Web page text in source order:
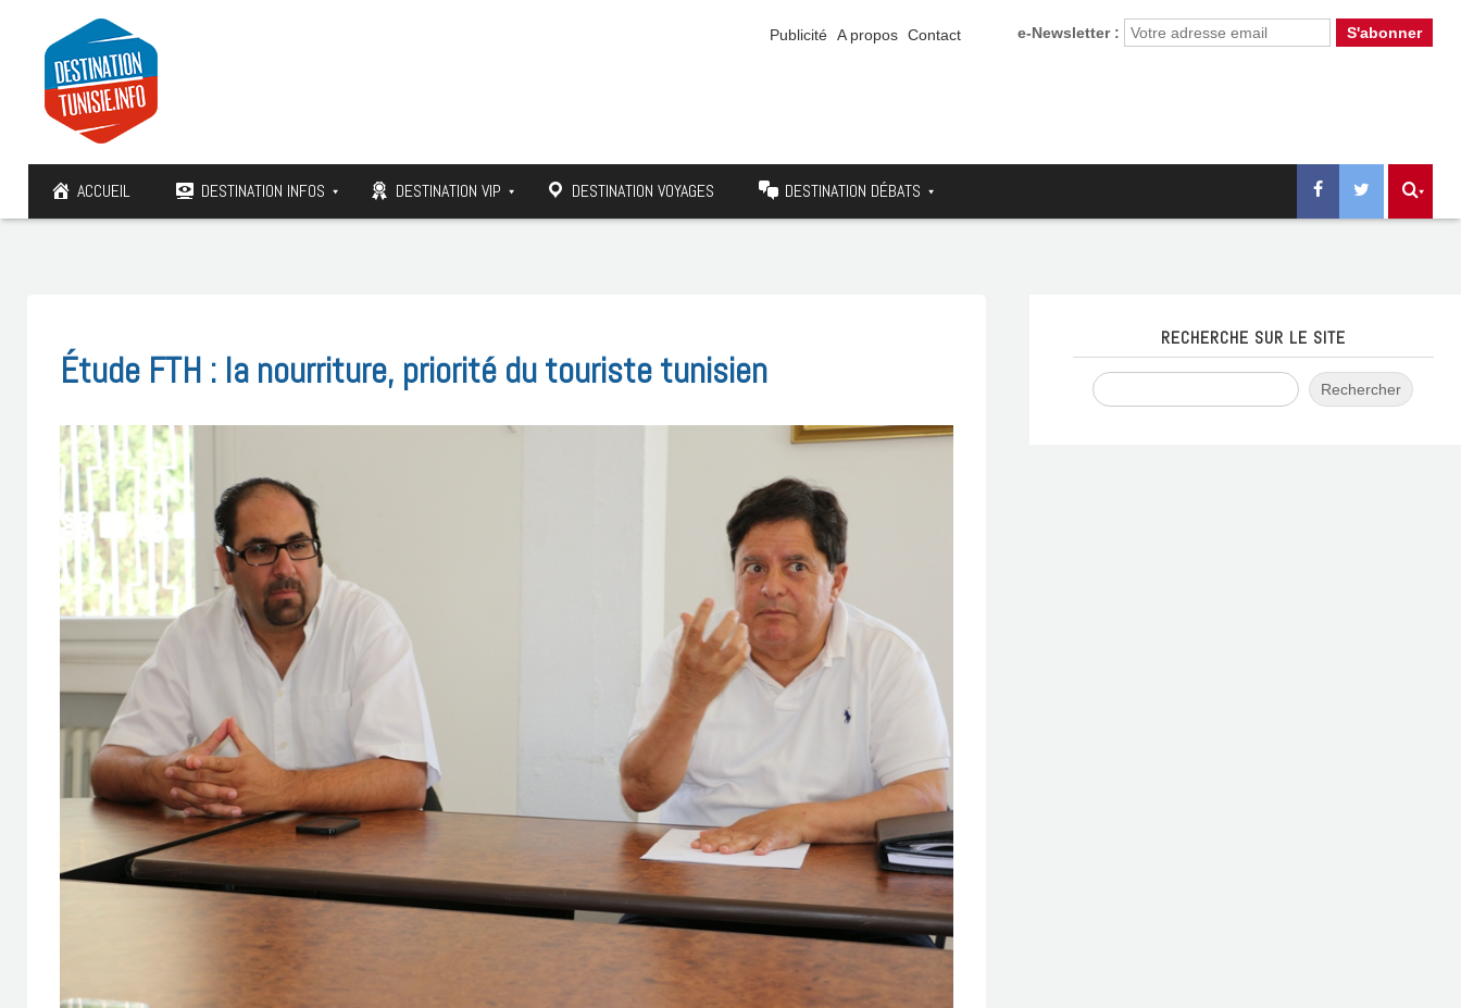
e-Newsletter :
Publicité A propos Contact
ACCUEIL DESTINATION INFOS DESTINATION VIP DESTINATION VOYAGES DESTINATION DÉBATS
Étude FTH : la nourriture, priorité du touriste tunisien
RECHERCHE SUR LE SITE